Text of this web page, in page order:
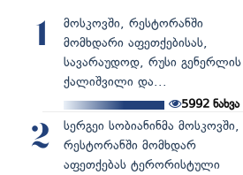
1
მოსკოვში, რესტორანში
მომხდარი აფეთქებისას,
სავარაუდოდ, რუსი გენერლის
ქალიშვილი და...
5992 ნახვა
2
სერგეი სობიანინმა მოსკოვში,
რესტორანში მომხდარ
აფეთქებას ტერორისტული